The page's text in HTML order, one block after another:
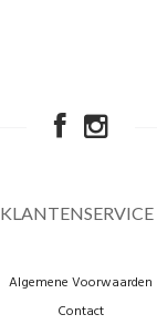
KLANTENSERVICE
Algemene Voorwaarden
Contact